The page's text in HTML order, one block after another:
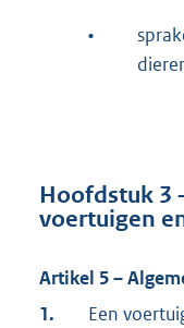
•
Hoofdstuk 3
voertuigen
Artikel 5 –
1.
Een